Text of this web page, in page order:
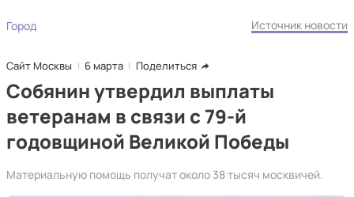
Город Источник новости
Сайт Москвы 6 марта Поделиться
Собянин утвердил выплаты
ветеранам в связи с 79-й
годовщиной Великой Победы
Материальную помощь получат около 38 тысяч москвичей.